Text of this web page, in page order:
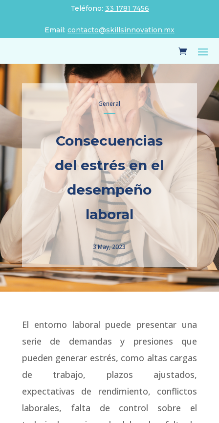
Teléfono: 33 1781 7456
Email: contacto@skillsinnovation.mx
General
Consecuencias
del estrés en el
desempeño
laboral
3 May, 2023
El entorno laboral puede presentar una
serie de demandas y presiones que
pueden generar estrés, como altas cargas
de trabajo, plazos ajustados,
expectativas de rendimiento, conflictos
laborales, falta de control sobre el